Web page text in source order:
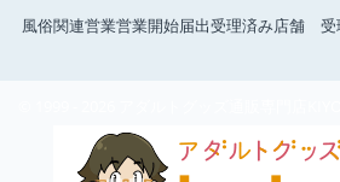
風俗関連営業営業開始届出受理済み店舗